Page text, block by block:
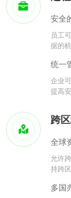
安全
员工
据的
统一
企业
提高
跨
全球
允许
持跨
多国